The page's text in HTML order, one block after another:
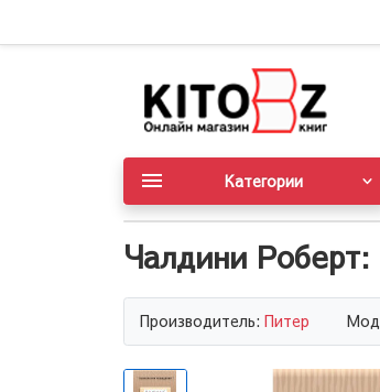
Категории
Чалдини
Производитель: Питер